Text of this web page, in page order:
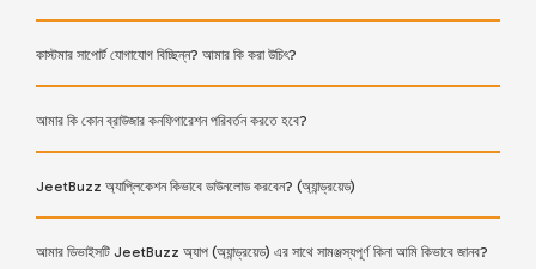
কাস্টমার সাপোর্ট যোগাযোগ বিচ্ছিন্ন? আমার কি করা উচিৎ?
আমার কি কোন ব্রাউজার কনফিগারেশন পরিবর্তন করতে হবে?
JeetBuzz অ্যাপ্লিকেশন কিভাবে ডাউনলোড করবেন? (অ্যান্ড্রয়েড)
আমার ডিভাইসটি JeetBuzz অ্যাপ (অ্যান্ড্রয়েড) এর সাথে সামঞ্জস্যপূর্ণ কিনা আমি কিভাবে জানব?